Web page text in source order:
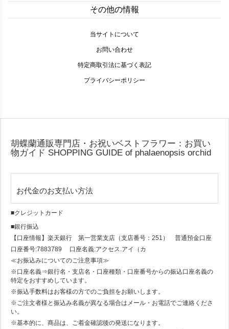
その他の情報
当サイトについて
お問い合わせ
特定商取引法に基づく表記
プライバシーポリシー
胡蝶蘭通販専門店・お祝いベストフラワー：お買い
物ガイド SHOPPING GUIDE of phalaenopsis orchid
お代金のお支払い方法
■クレジットカード
■銀行振込
【口座情報】楽天銀行 第一営業支店（支店番号：251） 普通預金口座
口座番号:7883789 口座名義:アクセス.アイ（カ
≪お振込みについてのご注意事項≫
※口座名義⇒銀行名・支店名・口座種類・口座番号からの振込口座名義の
特定をおすすめしています。
※振込手数料はお客様の方でのご負担をお願いします。
※ご注文者様と振込み名義が異なる場合はメール・お電話でご連絡くださ
い。
※基本的に、商品は、ご着金確認後の発送になります。